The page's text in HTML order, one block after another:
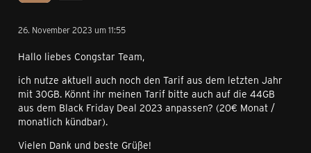
26. November 2023 um 11:55
Hallo liebes Congstar Team,
ich nutze aktuell auch noch den Tarif aus dem letzten Jahr
mit 30GB. Könnt ihr meinen Tarif bitte auch auf die 44GB
aus dem Black Friday Deal 2023 anpassen? (20€ Monat /
monatlich kündbar).
Vielen Dank und beste Grüße!